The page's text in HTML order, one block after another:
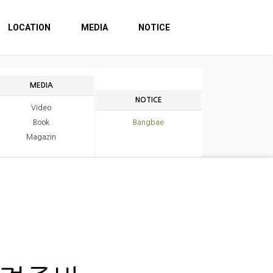
LOCATION MEDIA NOTICE
MEDIA
Video
Book
Magazin
NOTICE
Bangbae